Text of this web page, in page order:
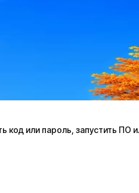
код или пароль, запустить ПО